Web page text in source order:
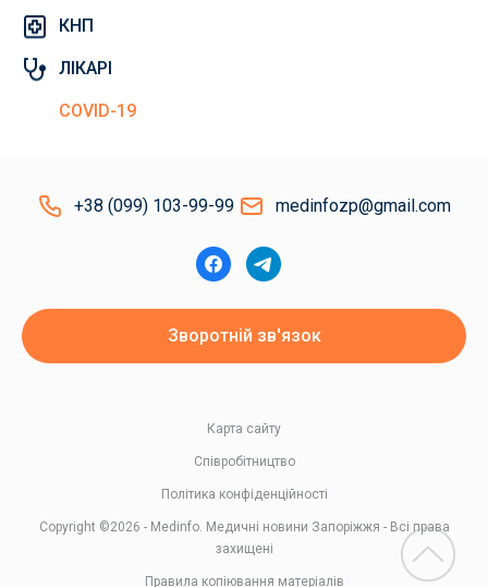
КНП
ЛІКАРІ
COVID-19
+38 (099) 103-99-99 medinfozp@gmail.com
Зворотній зв'язок
Copyright ©2026 - Medinfo. Медичні новини Запоріжжя - Всі права
захищені
Правила копіювання матеріалів
Політика конфіденційності
Співробітництво
Карта сайту